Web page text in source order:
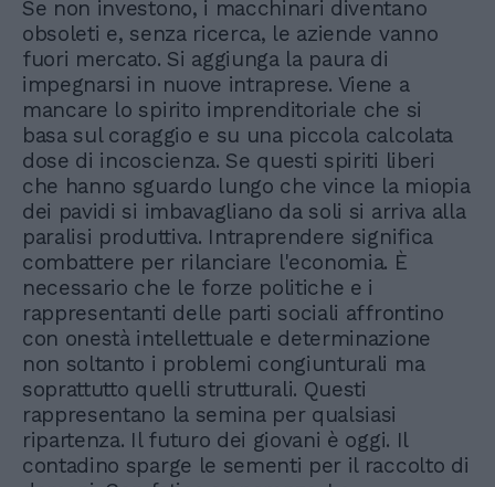
Se non investono, i macchinari diventano
obsoleti e, senza ricerca, le aziende vanno
fuori mercato. Si aggiunga la paura di
impegnarsi in nuove intraprese. Viene a
mancare lo spirito imprenditoriale che si
basa sul coraggio e su una piccola calcolata
dose di incoscienza. Se questi spiriti liberi
che hanno sguardo lungo che vince la miopia
dei pavidi si imbavagliano da soli si arriva alla
paralisi produttiva. Intraprendere significa
combattere per rilanciare l'economia. È
necessario che le forze politiche e i
rappresentanti delle parti sociali affrontino
con onestà intellettuale e determinazione
non soltanto i problemi congiunturali ma
soprattutto quelli strutturali. Questi
rappresentano la semina per qualsiasi
ripartenza. Il futuro dei giovani è oggi. Il
contadino sparge le sementi per il raccolto di